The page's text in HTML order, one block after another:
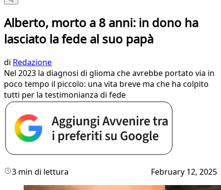
Alberto, morto a 8 anni: in dono ha
lasciato la fede al suo papà
di Redazione
Nel 2023 la diagnosi di glioma che avrebbe portato via in
poco tempo il piccolo: una vita breve ma che ha colpito
tutti per la testimonianza di fede
3 min di lettura February 12, 2025